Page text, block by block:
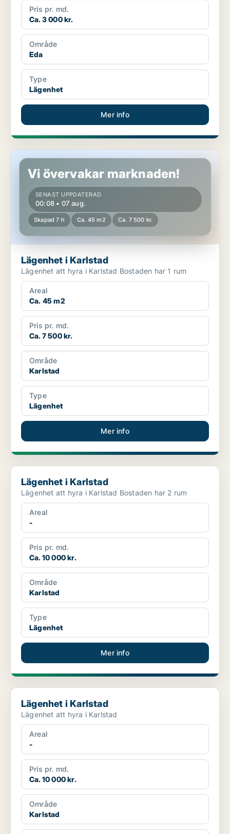
Pris pr. md.
Ca. 3 000 kr.
Område
Eda
Type
Lägenhet
Mer info
Lägenhet i Karlstad
Vi övervakar marknaden!
SENAST UPPDATERAD
00:08 • 07 aug.
Skapad 7 h Ca. 45 m2 Ca. 7 500 kr.
Lägenhet i Karlstad
Lägenhet att hyra i Karlstad Bostaden har 1 rum
Areal
Ca. 45 m2
Pris pr. md.
Ca. 7 500 kr.
Område
Karlstad
Type
Lägenhet
Mer info
Lägenhet i Karlstad
Lägenhet i Karlstad
Lägenhet att hyra i Karlstad Bostaden har 2 rum
Areal
-
Pris pr. md.
Ca. 10 000 kr.
Område
Karlstad
Type
Lägenhet
Mer info
Lägenhet i Karlstad
Lägenhet i Karlstad
Lägenhet att hyra i Karlstad
Areal
-
Pris pr. md.
Ca. 10 000 kr.
Område
Karlstad